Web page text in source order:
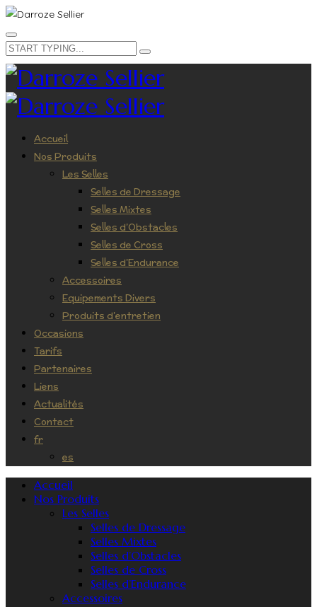
Accueil
Nos Produits
Les Selles
Selles de Dressage
Selles Mixtes
Selles d’Obstacles
Selles de Cross
Selles d’Endurance
Accessoires
Equipements Divers
Produits d’entretien
Occasions
Tarifs
Partenaires
Liens
Actualités
Contact
fr
es
Accueil
Nos Produits
Les Selles
Selles de Dressage
Selles Mixtes
Selles d’Obstacles
Selles de Cross
Selles d’Endurance
Accessoires